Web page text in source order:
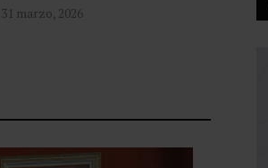
31 marzo, 2026